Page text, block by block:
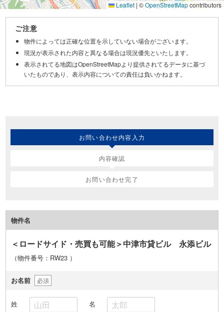
Leaflet | ©OpenStreetMapcontributors
ご注意
物件によっては正確な位置を示していない場合がございます。
現況が表示された内容と異なる場合は現況優先といたします。
表示されてる地図はOpenStreetMapより提供されてるデータに基づ
いたものであり、表示内容についての責任は負いかねます。
お問い合わせ内容入力
内容確認
お問い合わせ完了
物件名
＜ロードサイド・売買も可能＞中津市貸ビル 永添ビル
（物件番号：RW23 ）
お名前 必須
姓 名